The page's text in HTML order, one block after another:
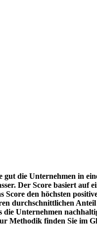
gut die Unternehmen in
Der Score basiert
den höchsten
durchschnittlichen
Unternehmen
Methodik finden Sie im